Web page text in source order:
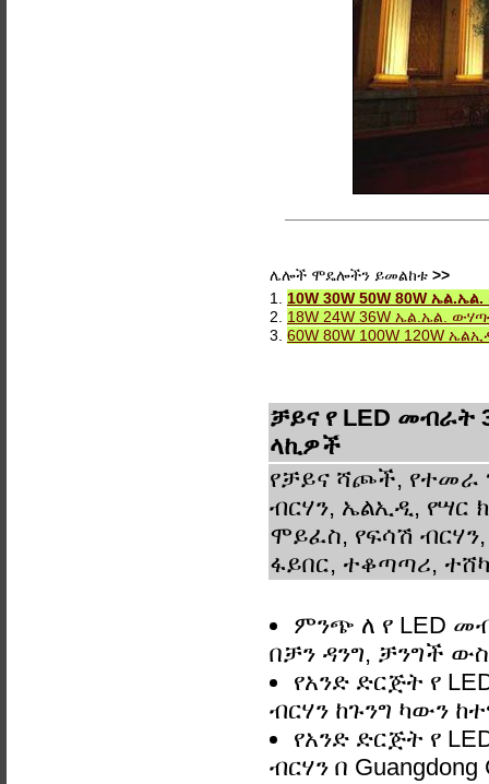
ሌሎች ሞዴሎችን ይመልከቱ >>
1. 10W 30W 50W 80W
2. 18W 24W 36W ኤል.ኤል.
3. 60W 80W 100W 120W
ቻይና የ LED መብራት
ላኪዎች
የቻይና ሻጮች, የተመራ
ብርሃን, ኤልኢዲ, የሣር
ሞይፈስ, የፍሳሽ
ፋይበር, ተቆጣጣሪ,
ምንጭ ለ የ LED
በቻን ዳንግ, ቻንግች
የአንድ ድርጅት የ
ብርሃን ከጉንግ ካውን
የአንድ ድርጅት የ
ብርሃን በ Guangdong